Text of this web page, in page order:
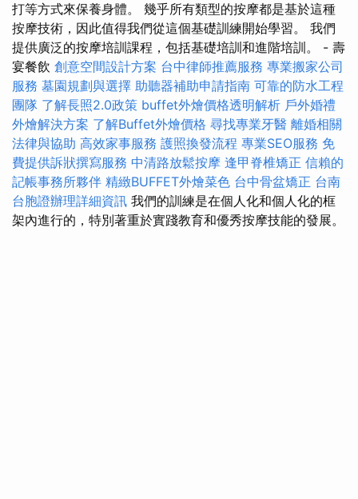
打等方式來保養身體。 幾乎所有類型的按摩都是基於這種
按摩技術，因此值得我們從這個基礎訓練開始學習。 我們
提供廣泛的按摩培訓課程，包括基礎培訓和進階培訓。 - 壽
宴餐飲 創意空間設計方案 台中律師推薦服務 專業搬家公司
服務 墓園規劃與選擇 助聽器補助申請指南 可靠的防水工程
團隊 了解長照2.0政策 buffet外燴價格透明解析 戶外婚禮
外燴解決方案 了解Buffet外燴價格 尋找專業牙醫 離婚相關
法律與協助 高效家事服務 護照換發流程 專業SEO服務 免
費提供訴狀撰寫服務 中清路放鬆按摩 逢甲脊椎矯正 信賴的
記帳事務所夥伴 精緻BUFFET外燴菜色 台中骨盆矯正 台南
台胞證辦理詳細資訊 我們的訓練是在個人化和個人化的框
架內進行的，特別著重於實踐教育和優秀按摩技能的發展。